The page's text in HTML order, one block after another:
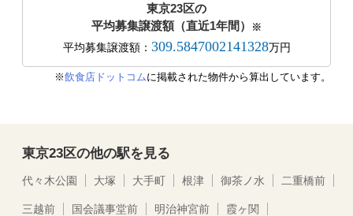
東京23区の
平均募集譲渡額（直近1年間）
※
平均募集譲渡額： 309.5847002141328万円
※飲食店ドットコムに掲載された物件から算出しています。
東京23区の他の駅を見る
代々木公園 大塚 大手町 根津 御茶ノ水 二重橋前
三越前 国会議事堂前 明治神宮前 霞ヶ関